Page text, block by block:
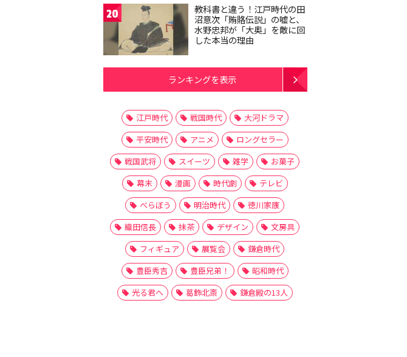
20
教科書と違う！江戸時代の田
沼意次「賄賂伝説」の嘘と、
水野忠邦が「大奥」を敵に回
した本当の理由
ランキングを表示
江戸時代 戦国時代
大河ドラマ
平安時代
アニメ
ロングセラー
戦国武将
スイーツ 雑学
お菓子
幕末
漫画 時代劇
テレビ
べらぼう
明治時代
徳川家康
織田信長
抹茶 デザイン
文房具
フィギュア
展覧会
鎌倉時代
豊臣秀吉
豊臣兄弟！
昭和時代
光る君へ
葛飾北斎 鎌倉殿の13人